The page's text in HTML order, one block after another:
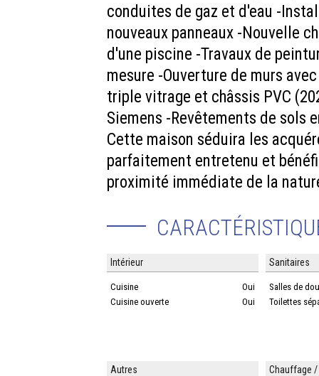
conduites de gaz et d'eau -
nouveaux panneaux -Nouvelle
d'une piscine -Travaux de
mesure -Ouverture de murs
triple vitrage et châssis PVC
Siemens -Revêtements de sols
Cette maison séduira les
parfaitement entretenu et
proximité immédiate de la
Intérieur
Cuisine
Oui
Cuisine ouverte
Oui
Sanitaires
Salles de
Toilettes
Autres Chauffage